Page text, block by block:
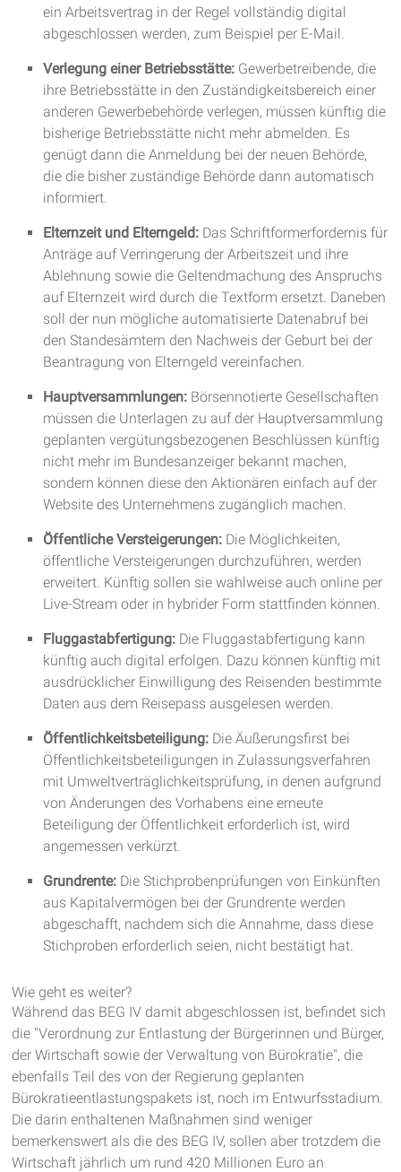
ein Arbeitsvertrag in der Regel vollständig digital
abgeschlossen werden, zum Beispiel per E-Mail.
Verlegung einer Betriebsstätte: Gewerbetreibende, die
ihre Betriebsstätte in den Zuständigkeitsbereich einer
anderen Gewerbebehörde verlegen, müssen künftig die
bisherige Betriebsstätte nicht mehr abmelden. Es
genügt dann die Anmeldung bei der neuen Behörde,
die die bisher zuständige Behörde dann automatisch
informiert.
Elternzeit und Elterngeld: Das Schriftformerfordernis für
Anträge auf Verringerung der Arbeitszeit und ihre
Ablehnung sowie die Geltendmachung des Anspruchs
auf Elternzeit wird durch die Textform ersetzt. Daneben
soll der nun mögliche automatisierte Datenabruf bei
den Standesämtern den Nachweis der Geburt bei der
Beantragung von Elterngeld vereinfachen.
Hauptversammlungen: Börsennotierte Gesellschaften
müssen die Unterlagen zu auf der Hauptversammlung
geplanten vergütungsbezogenen Beschlüssen künftig
nicht mehr im Bundesanzeiger bekannt machen,
sondern können diese den Aktionären einfach auf der
Website des Unternehmens zugänglich machen.
Öffentliche Versteigerungen: Die Möglichkeiten,
öffentliche Versteigerungen durchzuführen, werden
erweitert. Künftig sollen sie wahlweise auch online per
Live-Stream oder in hybrider Form stattfinden können.
Fluggastabfertigung: Die Fluggastabfertigung kann
künftig auch digital erfolgen. Dazu können künftig mit
ausdrücklicher Einwilligung des Reisenden bestimmte
Daten aus dem Reisepass ausgelesen werden.
Öffentlichkeitsbeteiligung: Die Äußerungsfirst bei
Öffentlichkeitsbeteiligungen in Zulassungsverfahren
mit Umweltverträglichkeitsprüfung, in denen aufgrund
von Änderungen des Vorhabens eine erneute
Beteiligung der Öffentlichkeit erforderlich ist, wird
angemessen verkürzt.
Grundrente: Die Stichprobenprüfungen von Einkünften
aus Kapitalvermögen bei der Grundrente werden
abgeschafft, nachdem sich die Annahme, dass diese
Stichproben erforderlich seien, nicht bestätigt hat.
Wie geht es weiter?
Während das BEG IV damit abgeschlossen ist, befindet sich
die "Verordnung zur Entlastung der Bürgerinnen und Bürger,
der Wirtschaft sowie der Verwaltung von Bürokratie", die
ebenfalls Teil des von der Regierung geplanten
Bürokratieentlastungspakets ist, noch im Entwurfsstadium.
Die darin enthaltenen Maßnahmen sind weniger
bemerkenswert als die des BEG IV, sollen aber trotzdem die
Wirtschaft jährlich um rund 420 Millionen Euro an